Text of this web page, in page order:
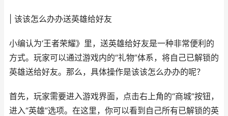
| 该该怎么办办送英雄给好友
小编认为‘王者荣耀》里，送英雄给好友是一种非常便利的
方式。玩家可以通过游戏内的“礼物”体系，将自己已解锁的
英雄送给好友。那么，具体操作是该该怎么办办的呢？
首先，玩家需要进入游戏界面，点击右上角的“商城”按钮，
进入“英雄”选项。在这里，你可以看到自己所有已解锁的英